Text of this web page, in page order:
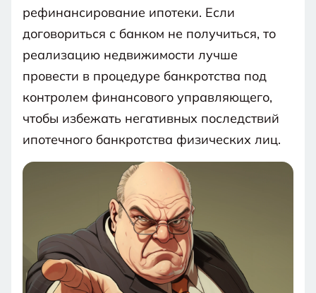
рефинансирование ипотеки. Если
договориться с банком не получиться, то
реализацию недвижимости лучше
провести в процедуре банкротства под
контролем финансового управляющего,
чтобы избежать негативных последствий
ипотечного банкротства физических лиц.